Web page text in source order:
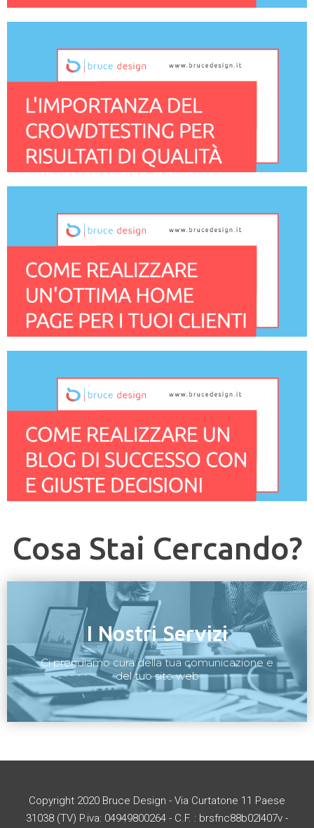
Cosa Stai Cercando?
I Nostri Servizi
Ci prendiamo cura della tua comunicazione e
del tuo sito web
Copyright 2020 Bruce Design - Via Curtatone 11 Paese
31038 (TV) P.iva: 04949800264 - C.F. : brsfnc88b02l407v -